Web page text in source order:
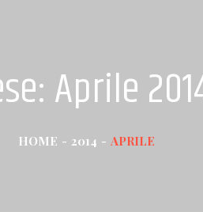
Aprile
HOME 2014 APRILE